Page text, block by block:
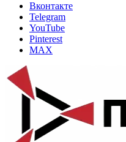
Вконтакте
Telegram
YouTube
Pinterest
MAX